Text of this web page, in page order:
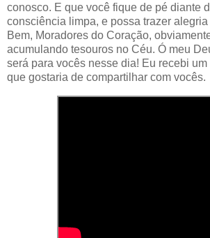
conosco. E que você fique de pé diante
consciência limpa, e possa trazer
Bem, Moradores do Coração,
acumulando tesouros no Céu. Ó meu
será para vocês nesse dia! Eu recebi
que gostaria de compartilhar com vocês.